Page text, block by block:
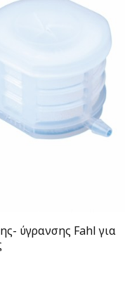
ύγρανσης Fahl για